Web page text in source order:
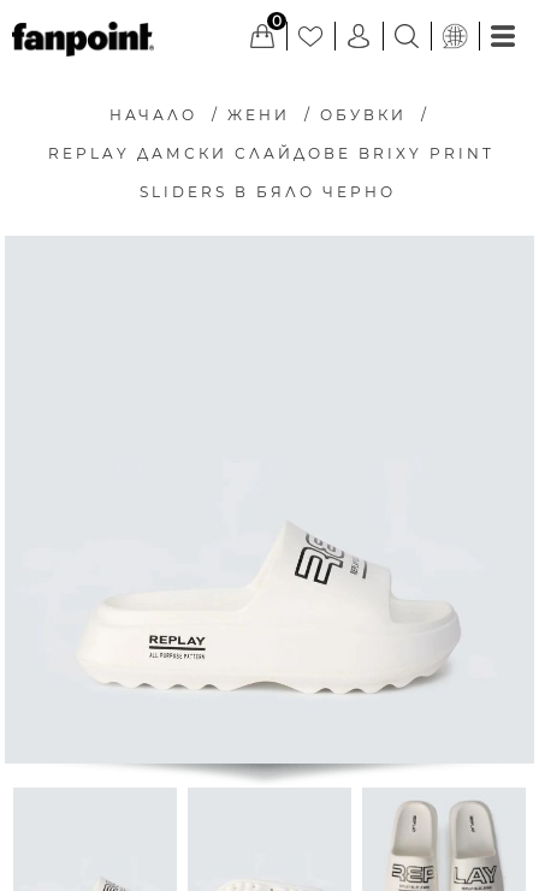
0
НАЧАЛО / ЖЕНИ / ОБУВКИ /
REPLAY ДАМСКИ СЛАЙДОВЕ BRIXY PRINT
SLIDERS В БЯЛО ЧЕРНО